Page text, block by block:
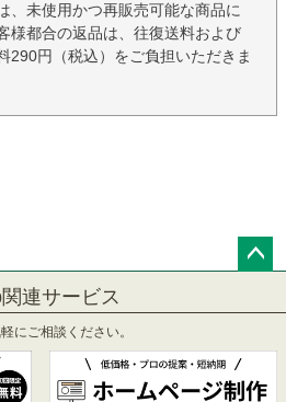
、未使用かつ再販売可能な商品に
様都合の返品は、往復送料および
290円（税込）をご負担いただきま
へ
連サービス
にご相談ください。